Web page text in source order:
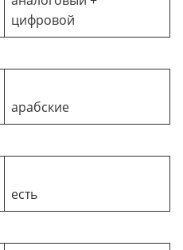
цифровой
арабские
есть